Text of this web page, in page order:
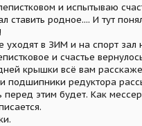
и испытываю
ставить родное.... И тут
уходят в ЗИМ и на спорт зал
и счастье
крышки всё вам
подшипники редуктора
перед этим будет. Как